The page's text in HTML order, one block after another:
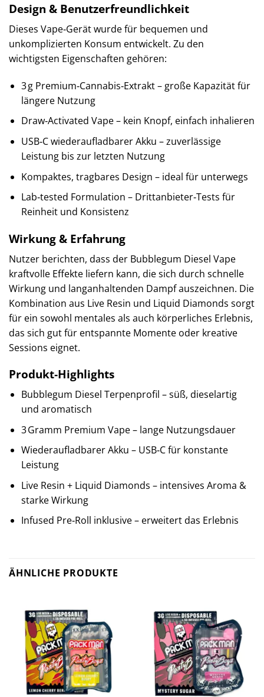
Design & Benutzerfreundlichkeit
Dieses Vape‑Gerät wurde für bequemen und
unkomplizierten Konsum entwickelt. Zu den
wichtigsten Eigenschaften gehören:
3 g Premium‑Cannabis‑Extrakt – große Kapazität für
längere Nutzung
Draw‑Activated Vape – kein Knopf, einfach inhalieren
USB‑C wiederaufladbarer Akku – zuverlässige
Leistung bis zur letzten Nutzung
Kompaktes, tragbares Design – ideal für unterwegs
Lab‑tested Formulation – Drittanbieter‑Tests für
Reinheit und Konsistenz
Wirkung & Erfahrung
Nutzer berichten, dass der Bubblegum Diesel Vape
kraftvolle Effekte liefern kann, die sich durch schnelle
Wirkung und langanhaltenden Dampf auszeichnen. Die
Kombination aus Live Resin und Liquid Diamonds sorgt
für ein sowohl mentales als auch körperliches Erlebnis,
das sich gut für entspannte Momente oder kreative
Sessions eignet.
Produkt‑Highlights
Bubblegum Diesel Terpenprofil – süß, dieselartig
und aromatisch
3 Gramm Premium Vape – lange Nutzungsdauer
Wiederaufladbarer Akku – USB‑C für konstante
Leistung
Live Resin + Liquid Diamonds – intensives Aroma &
starke Wirkung
Infused Pre‑Roll inklusive – erweitert das Erlebnis
ÄHNLICHE PRODUKTE